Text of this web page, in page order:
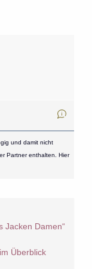
und damit nicht
Partner enthalten. Hier
Jacken Damen“
Überblick